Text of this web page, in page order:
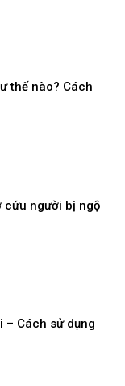
thế nào? Cách
cứu người bị ngộ
– Cách sử dụng